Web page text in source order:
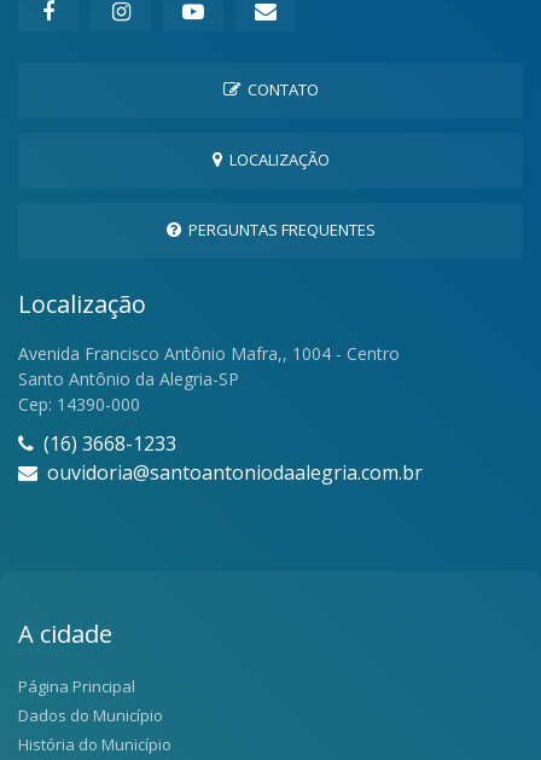
CONTATO
LOCALIZAÇÃO
PERGUNTAS FREQUENTES
Localização
Avenida Francisco Antônio Mafra,, 1004 - Centro
Santo Antônio da Alegria-SP
Cep: 14390-000
(16) 3668-1233
ouvidoria@santoantoniodaalegria.com.br
A cidade
Página Principal
Dados do Município
História do Município